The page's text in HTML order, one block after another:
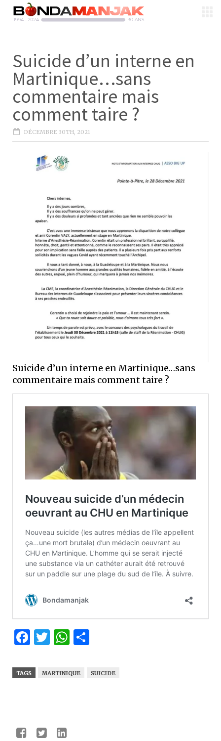
Suicide d’un interne en
Martinique…sans
commentaire mais
comment taire ?
DÉCEMBRE 30TH, 2021
Suicide d’un interne en Martinique…sans
commentaire mais comment taire ?
Facebook
Twitter
WhatsApp
TAGS MARTINIQUE SUICIDE